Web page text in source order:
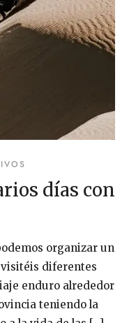
días con
organizar un
diferentes
enduro alrededor
teniendo la